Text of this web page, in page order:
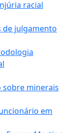
racial
de julgamento
sobre minerais
em